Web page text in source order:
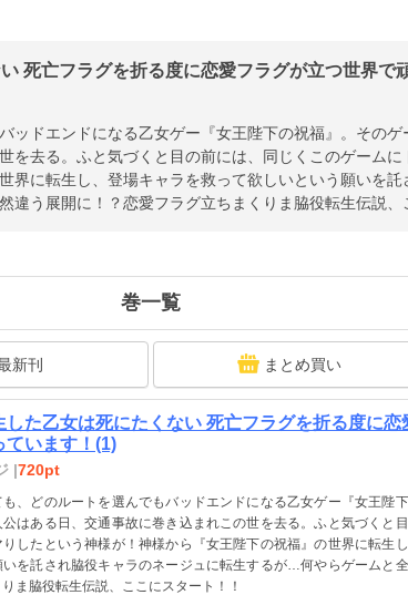
死亡フラグを折る度に恋愛フラグが立つ世界で
ッドエンドになる乙女ゲー『女王陛下の祝福』。その
を去る。ふと気づくと目の前には、同じくこのゲーム
界に転生し、登場キャラを救って欲しいという願いを託
う展開に！？恋愛フラグ立ちまくりま脇役転生伝説、
巻一覧
新刊 まとめ買い
した乙女は死にたくない 死亡フラグを折る度に
ています！(1)
|720pt
、どのルートを選んでもバッドエンドになる乙女ゲー『女王陛
公はある日、交通事故に巻き込まれこの世を去る。ふと気づくと
りしたという神様が！神様から『女王陛下の祝福』の世界に転生
いを託され脇役キャラのネージュに転生するが…何やらゲームと
ま脇役転生伝説、ここにスタート！！